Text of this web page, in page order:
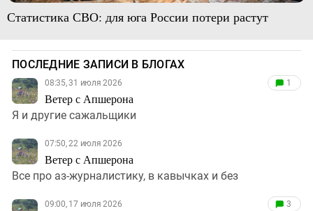
Статистика СВО: для юга России потери растут
ПОСЛЕДНИЕ ЗАПИСИ В БЛОГАХ
08:35, 31 июля 2026
Ветер с Апшерона
1
Я и другие сажальщики
07:50, 22 июля 2026
Ветер с Апшерона
Все про аз-журналистику, в кавычках и без
09:00, 17 июля 2026 3